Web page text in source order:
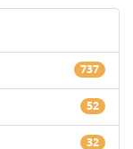
737
52
32